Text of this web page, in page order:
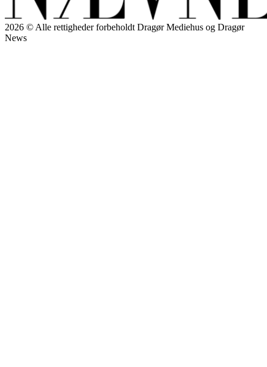
2026 © Alle rettigheder forbeholdt Dragør Mediehus og Dragør
News